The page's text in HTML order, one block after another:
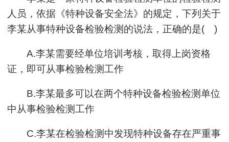
人员，依据《特种设备安全法》的规定，下列关于
李某从事特种设备检验检测的说法，正确的是( )
A.李某需要经单位培训考核，取得上岗资格
证，即可从事检验检测工作
B.李某最多可以在两个特种设备检验检测单位
中从事检验检测工作
C.李某在检验检测中发现特种设备存在严重事